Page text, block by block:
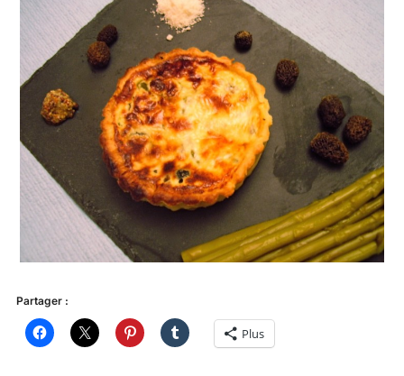
Partager :
Plus